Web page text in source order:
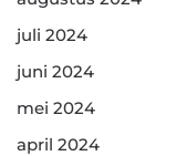
juli 2024
juni 2024
mei 2024
april 2024